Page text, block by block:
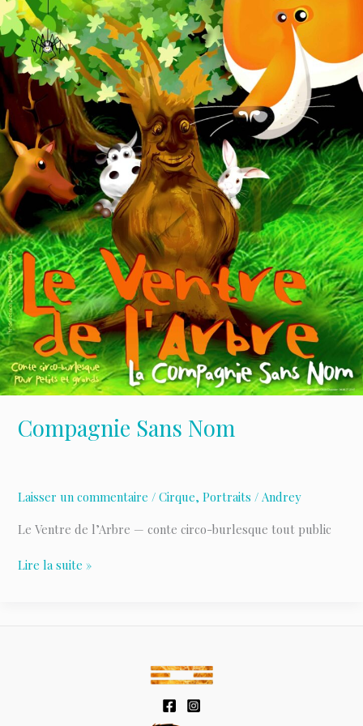
Compagnie Sans Nom
Laisser un commentaire / Cirque, Portraits / Andrey
Le Ventre de l’Arbre — conte circo-burlesque tout public
Compagnie
Lire la suite »